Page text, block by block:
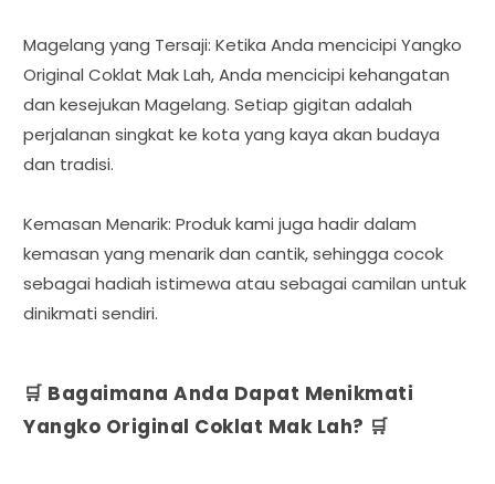
Magelang yang Tersaji: Ketika Anda mencicipi Yangko
Original Coklat Mak Lah, Anda mencicipi kehangatan
dan kesejukan Magelang. Setiap gigitan adalah
perjalanan singkat ke kota yang kaya akan budaya
dan tradisi.
Kemasan Menarik: Produk kami juga hadir dalam
kemasan yang menarik dan cantik, sehingga cocok
sebagai hadiah istimewa atau sebagai camilan untuk
dinikmati sendiri.
🛒 Bagaimana Anda Dapat Menikmati
Yangko Original Coklat Mak Lah? 🛒